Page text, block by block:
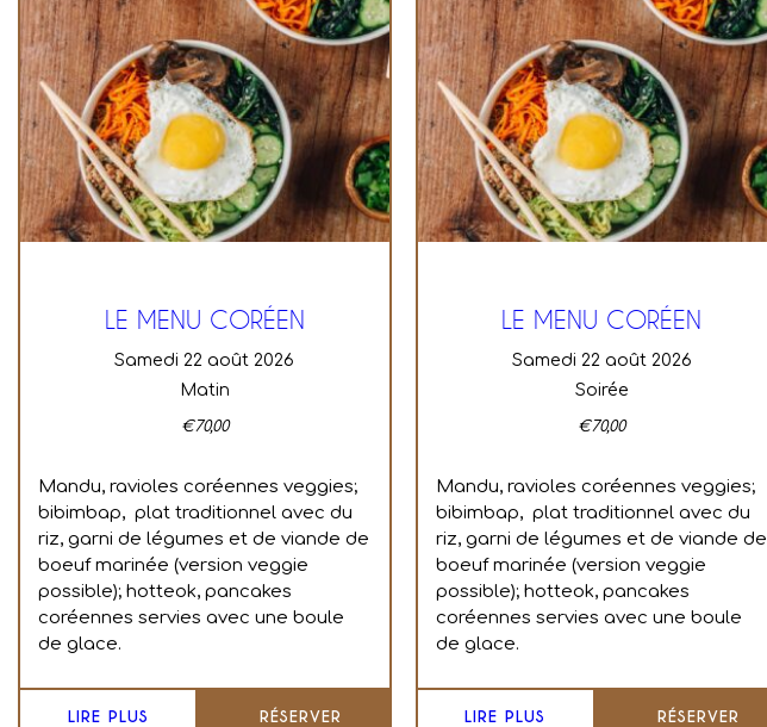
LE MENU CORÉEN
samedi 22 août 2026
Matin
€70,00
Mandu, ravioles coréennes veggies;
bibimbap, plat traditionnel avec du
riz, garni de légumes et de viande de
boeuf marinée (version veggie
possible); hotteok, pancakes
coréennes servies avec une boule
de glace.
LIRE PLUS RÉSERVER
LE MENU CORÉEN
samedi 22 août 2026
Soirée
€70,00
Mandu, ravioles coréennes veggies;
bibimbap, plat traditionnel avec du
riz, garni de légumes et de viande de
boeuf marinée (version veggie
possible); hotteok, pancakes
coréennes servies avec une boule
de glace.
LIRE PLUS RÉSERVER